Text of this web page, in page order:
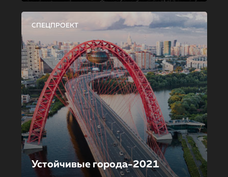
СПЕЦПРОЕКТ
Устойчивые города-2021